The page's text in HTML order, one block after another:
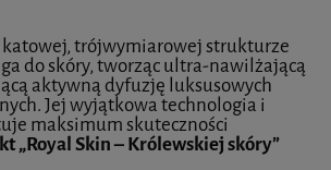
trójwymiarowej strukturze
do skóry, tworząc ultra-nawilżającą
aktywną dyfuzję luksusowych
Jej wyjątkowa technologia i
maksimum skuteczności
„Royal Skin – Królewskiej skóry”